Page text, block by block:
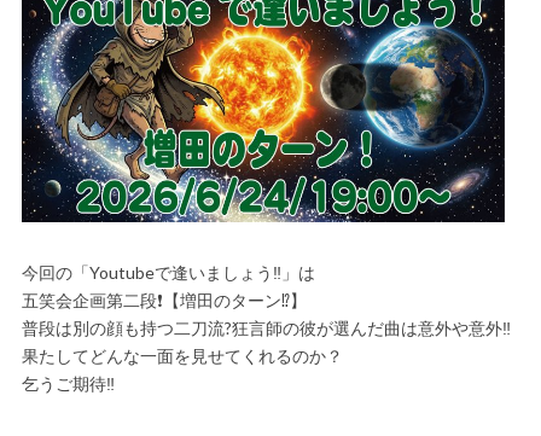
今回の「Youtubeで逢いましょう‼️」は
五笑会企画第二段❗️【増田のターン⁉️】
普段は別の顔も持つ二刀流?狂言師の彼が選んだ曲は意外や意外‼️
果たしてどんな一面を見せてくれるのか？
乞うご期待‼️